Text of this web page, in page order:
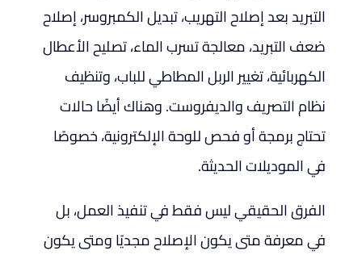
التبريد بعد إصلاح التهريب، تبديل الكمبروسر، إصلاح
ضعف التبريد، معالجة تسرب الماء، تصليح الأعطال
الكهربائية، تغيير الربل المطاطي للباب، وتنظيف
نظام التصريف والديفروست. وهناك أيضًا حالات
تحتاج برمجة أو فحص للوحة الإلكترونية، خصوصًا
في الموديلات الحديثة.
الفرق الحقيقي ليس فقط في تنفيذ العمل، بل
في معرفة متى يكون الإصلاح مجديًا ومتى يكون